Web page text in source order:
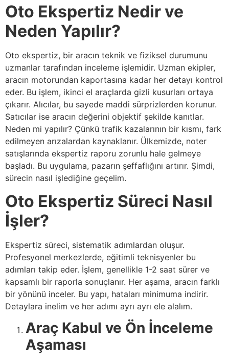
Oto Ekspertiz Nedir ve
Neden Yapılır?
Oto ekspertiz, bir aracın teknik ve fiziksel durumunu
uzmanlar tarafından inceleme işlemidir. Uzman ekipler,
aracın motorundan kaportasına kadar her detayı kontrol
eder. Bu işlem, ikinci el araçlarda gizli kusurları ortaya
çıkarır. Alıcılar, bu sayede maddi sürprizlerden korunur.
Satıcılar ise aracın değerini objektif şekilde kanıtlar.
Neden mi yapılır? Çünkü trafik kazalarının bir kısmı, fark
edilmeyen arızalardan kaynaklanır. Ülkemizde, noter
satışlarında ekspertiz raporu zorunlu hale gelmeye
başladı. Bu uygulama, pazarın şeffaflığını artırır. Şimdi,
sürecin nasıl işlediğine geçelim.
Oto Ekspertiz Süreci Nasıl
İşler?
Ekspertiz süreci, sistematik adımlardan oluşur.
Profesyonel merkezlerde, eğitimli teknisyenler bu
adımları takip eder. İşlem, genellikle 1-2 saat sürer ve
kapsamlı bir raporla sonuçlanır. Her aşama, aracın farklı
bir yönünü inceler. Bu yapı, hataları minimuma indirir.
Detaylara inelim ve her adımı ayrı ayrı ele alalım.
Araç Kabul ve Ön İnceleme
Aşaması